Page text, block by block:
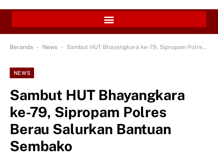
Beranda - News - Sambut HUT Bhayangkara ke-79, Sipropam Polres Berau Salurkan Bantuan Sembako
NEWS
Sambut HUT Bhayangkara
ke-79, Sipropam Polres
Berau Salurkan Bantuan
Sembako